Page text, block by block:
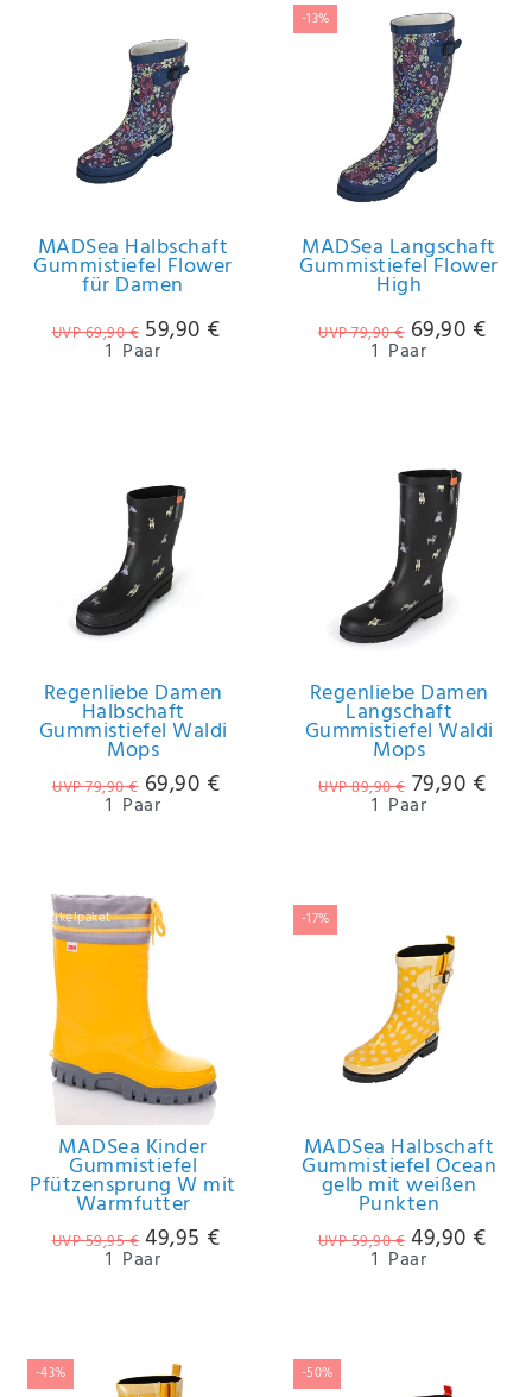
MADSea Halbschaft
Gummistiefel Flower
für Damen
UVP 69,90 € 59,90 €
1 Paar
-13%
MADSea Langschaft
Gummistiefel Flower
High
UVP 79,90 € 69,90 €
1 Paar
Regenliebe Damen
Halbschaft
Gummistiefel Waldi
Mops
UVP 79,90 € 69,90 €
1 Paar
Regenliebe Damen
Langschaft
Gummistiefel Waldi
Mops
UVP 89,90 € 79,90 €
1 Paar
Artikelpaket
MADSea Kinder
Gummistiefel
Pfützensprung W mit
Warmfutter
UVP 59,95 € 49,95 €
1 Paar
-17%
MADSea Halbschaft
Gummistiefel Ocean
gelb mit weißen
Punkten
UVP 59,90 € 49,90 €
1 Paar
-43% -50%